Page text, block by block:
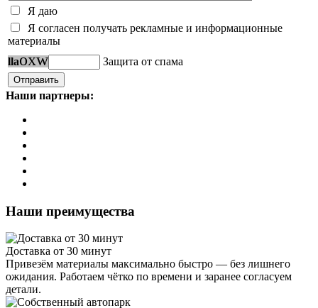
Я даю
Я согласен получать рекламные и информационные
материалы
llaoxw Защита от спама
Наши партнеры:
Наши преимущества
Доставка от 30 минут
Привезём материалы максимально быстро — без лишнего
ожидания. Работаем чётко по времени и заранее согласуем
детали.